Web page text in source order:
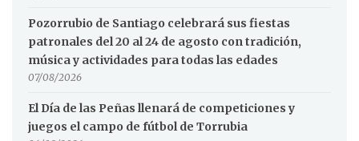
Pozorrubio de Santiago celebrará sus fiestas
patronales del 20 al 24 de agosto con tradición,
música y actividades para todas las edades
07/08/2026
El Día de las Peñas llenará de competiciones y
juegos el campo de fútbol de Torrubia